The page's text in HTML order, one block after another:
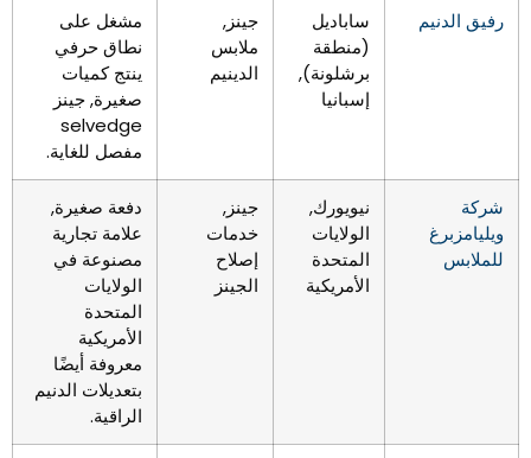
رفيق الدنيم
ساباديل
(منطقة
برشلونة),
إسبانيا
جينز,
ملابس
الدينيم
مشغل على
نطاق حرفي
ينتج كميات
صغيرة, جينز
selvedge
مفصل للغاية.
شركة
ويليامزبرغ
للملابس
نيويورك,
الولايات
المتحدة
الأمريكية
جينز,
خدمات
إصلاح
الجينز
دفعة صغيرة,
علامة تجارية
مصنوعة في
الولايات
المتحدة
الأمريكية
معروفة أيضًا
بتعديلات الدنيم
الراقية.